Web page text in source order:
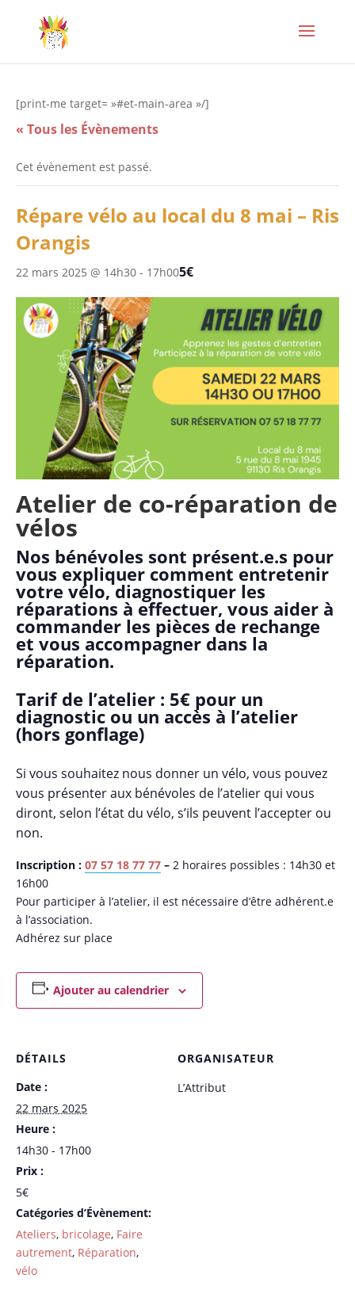
[print-me target= »#et-main-area »/]
« Tous les Évènements
Cet évènement est passé.
Répare vélo au local du 8 mai – Ris
Orangis
22 mars 2025 @ 14h30 - 17h005€
Atelier de co-réparation de
vélos
Nos bénévoles sont présent.e.s pour
vous expliquer comment entretenir
votre vélo, diagnostiquer les
réparations à effectuer, vous aider à
commander les pièces de rechange
et vous accompagner dans la
réparation.
Tarif de l’atelier : 5€ pour un
diagnostic ou un accès à l’atelier
(hors gonflage)
Si vous souhaitez nous donner un vélo, vous pouvez
vous présenter aux bénévoles de l’atelier qui vous
diront, selon l’état du vélo, s’ils peuvent l’accepter ou
non.
Inscription : 07 57 18 77 77 – 2 horaires possibles : 14h30 et
16h00
Pour participer à l’atelier, il est nécessaire d’être adhérent.e
à l’association.
Adhérez sur place
Ajouter au calendrier
DÉTAILS
Date :
22 mars 2025
Heure :
14h30 - 17h00
Prix :
5€
Catégories d’Évènement:
Ateliers, bricolage, Faire
autrement, Réparation,
vélo
ORGANISATEUR
L’Attribut